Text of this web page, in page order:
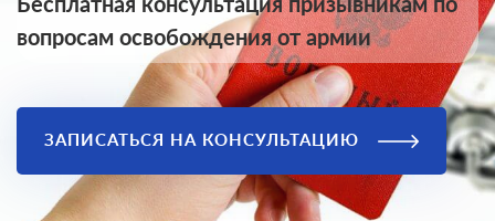
Бесплатная консультация призывникам по
вопросам освобождения от армии
ЗАПИСАТЬСЯ НА КОНСУЛЬТАЦИЮ